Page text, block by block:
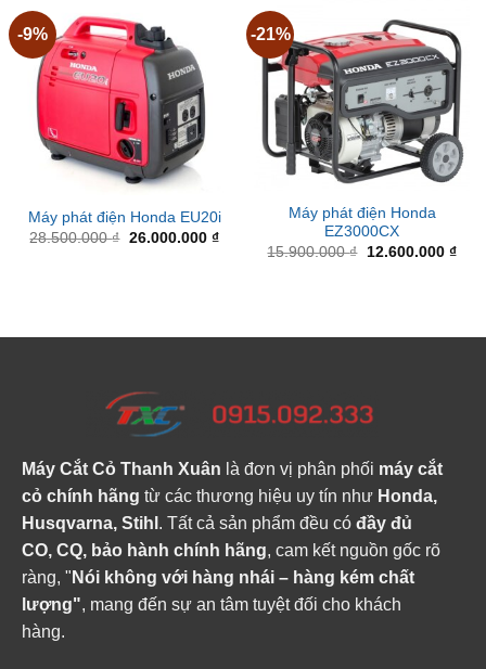
-9%
Máy phát điện Honda EU20i
28.500.000₫ Original
26.000.000 ₫Current
-21%
Máy phát điện Honda
EZ3000CX
15.900.000₫
Original
12.600.000 ₫
Máy Cắt Cỏ Thanh Xuân là đơn vị phân phối máy cắt
cỏ chính hãng từ các thương hiệu uy tín như Honda,
Husqvarna, Stihl . Tất cả sản phẩm đều có đầy đủ
CO, CQ, bảo hành chính hãng, cam kết nguồn gốc rõ
ràng, " Nói không với hàng nhái – hàng kém chất
lượng", mang đến sự an tâm tuyệt đối cho khách
hàng.